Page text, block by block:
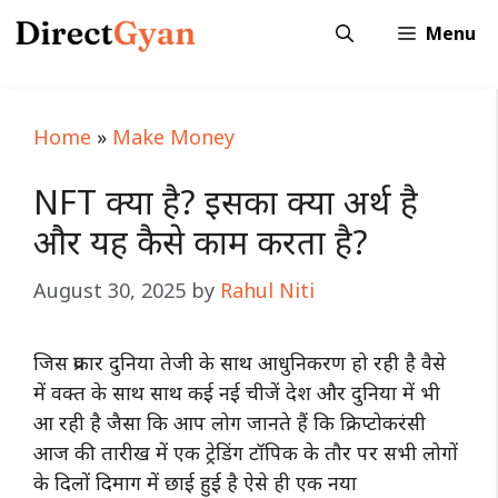
to
Menu
Home » Make Money
NFT क्या है? इसका क्या अर्थ है
और यह कैसे काम करता है?
August 30, 2025 by Rahul Niti
जिस प्रकार दुनिया तेजी के साथ आधुनिकरण हो रही है वैसे
में वक्त के साथ साथ कई नई चीजें देश और दुनिया में भी
आ रही है जैसा कि आप लोग जानते हैं कि क्रिप्टोकरंसी
आज की तारीख में एक ट्रेडिंग टॉपिक के तौर पर सभी लोगों
के दिलों दिमाग में छाई हुई है ऐसे ही एक नया